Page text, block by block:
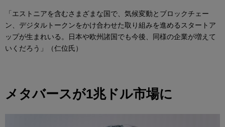
「エストニアを含むさまざまな国で、気候変動とブロックチェー
ン、デジタルトークンをかけ合わせた取り組みを進めるスタートア
ップが生まれいる。日本や欧州諸国でも今後、同様の企業が増えて
いくだろう」（仁位氏）
メタバースが1兆ドル市場に